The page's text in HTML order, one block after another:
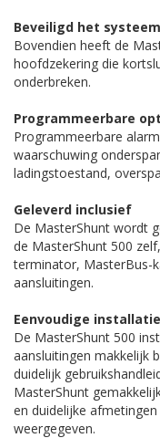
Beveiligd het
Bovendien heeft de
hoofdzekering die
onderbreken.
Programmeerbare
Programmeerbare
waarschuwing
ladingstoestand,
Geleverd inclusief
De MasterShunt wordt
de MasterShunt 500
terminator, MasterBus-
aansluitingen.
Eenvoudige installatie
De MasterShunt 500
aansluitingen makkelijk
duidelijk
MasterShunt
en duidelijke
weergegeven.